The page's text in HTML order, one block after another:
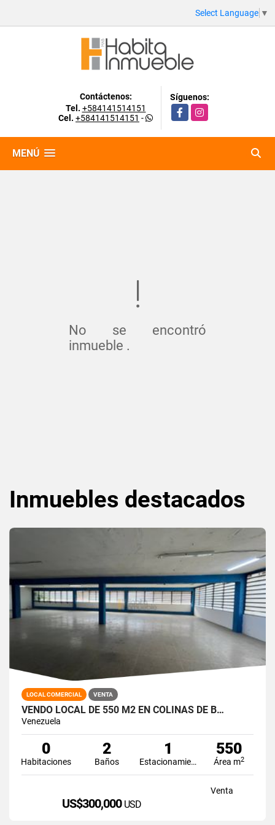
Select Language ▼
Contáctenos:
Tel. +584141514151
Cel. +584141514151 -
Síguenos:
FacebookInstagram
MENÚ
No se encontró
inmueble .
Inmuebles destacados
LOCAL COMERCIAL VENTA
VENDO LOCAL DE 550 M2 EN COLINAS DE B…
Venezuela
0
Habitaciones
2
Baños
1
Estacionamiento
550
Área m2
Venta
US$300,000 USD